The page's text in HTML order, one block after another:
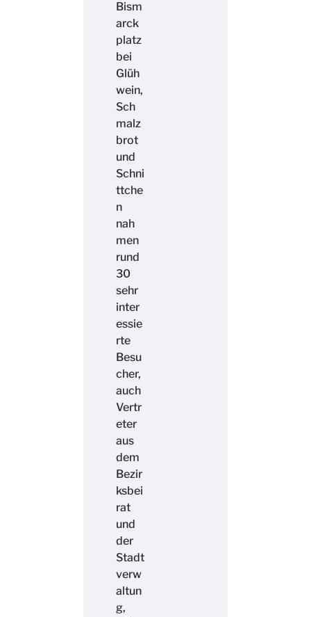
Bism
arck
platz
bei
Glüh
wein,
Sch
malz
brot
und
Schni
ttche
n
nah
men
rund
30
sehr
inter
essie
rte
Besu
cher,
auch
Vertr
eter
aus
dem
Bezir
ksbei
rat
und
der
Stadt
verw
altun
g,